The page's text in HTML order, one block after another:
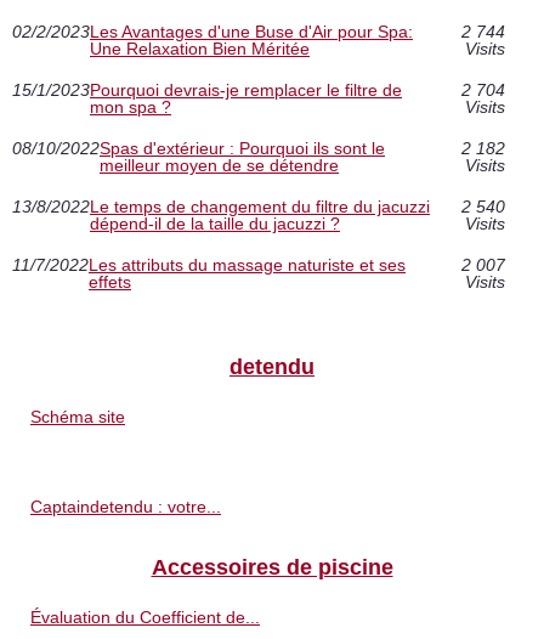
02/2/2023Les Avantages d'une Buse d'Air pour Spa:
Une Relaxation Bien Méritée
2 744
Visits
15/1/2023Pourquoi devrais-je remplacer le filtre de
mon spa ?
2 704
Visits
08/10/2022Spas d'extérieur : Pourquoi ils sont le
meilleur moyen de se détendre
2 182
Visits
13/8/2022Le temps de changement du filtre du jacuzzi
dépend-il de la taille du jacuzzi ?
2 540
Visits
11/7/2022Les attributs du massage naturiste et ses
effets
2 007
Visits
detendu
Schéma site
Captaindetendu : votre...
Accessoires de piscine
Évaluation du Coefficient de...